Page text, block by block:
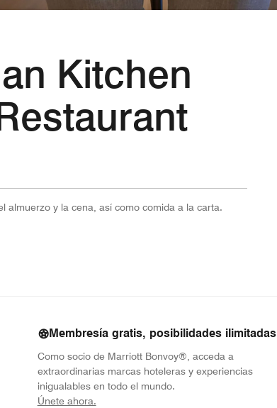
Kitchen
almuerzo y la cena, así como comida a la carta.
Membresía gratis, posibilidades ilimitadas
Como socio de Marriott Bonvoy®, acceda a
extraordinarias marcas hoteleras y experiencias
inigualables en todo el mundo.
Únete ahora.